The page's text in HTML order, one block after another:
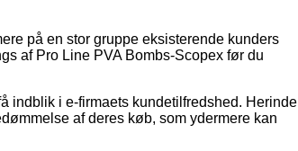
på en stor gruppe eksisterende kunders
af Pro Line PVA Bombs-Scopex før du
indblik i e-firmaets kundetilfredshed. Herinde
af deres køb, som ydermere kan